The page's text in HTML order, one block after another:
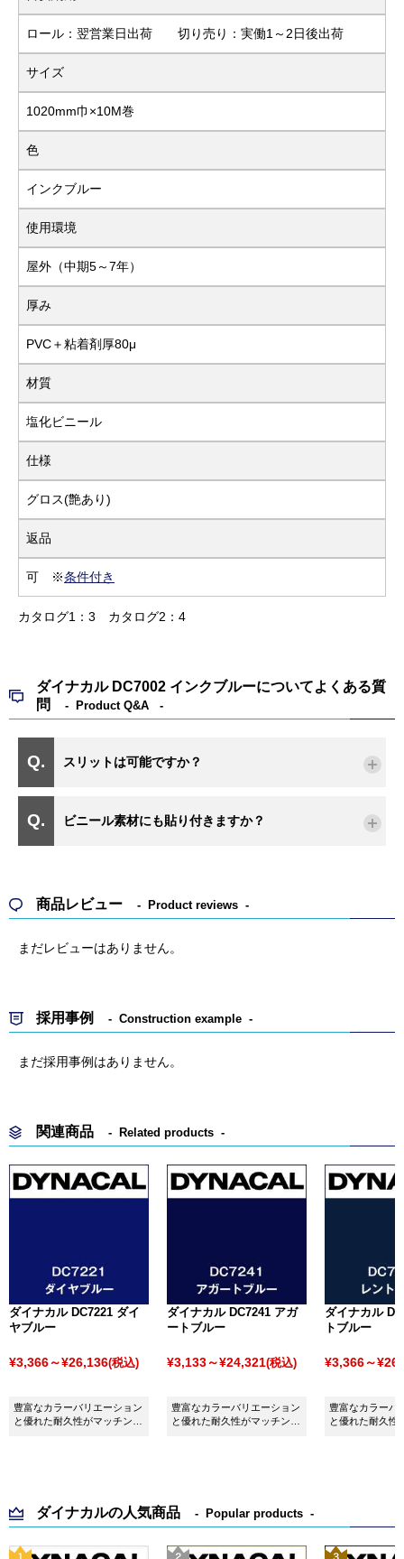
ロール：翌営業日出荷 切り売り：実働1～2日後出荷
サイズ
1020mm巾×10M巻
色
インクブルー
使用環境
屋外（中期5～7年）
厚み
PVC＋粘着剤厚80μ
材質
塩化ビニール
仕様
グロス(艶あり)
返品
可 ※条件付き
カタログ1：3 カタログ2：4
ダイナカル DC7002 インクブルーについてよくある質
問
Product Q&A
スリットは可能ですか？
ビニール素材にも貼り付きますか？
商品レビュー Product reviews
まだレビューはありません。
採用事例 Construction example
まだ採用事例はありません。
関連商品 Related products
ダイナカル DC7221 ダイ
ヤブルー
¥3,366～¥26,136(税込)
豊富なカラーバリエーション
と優れた耐久性がマッチング
ダイナカル DC7241 アガ
ートブルー
¥3,133～¥24,321(税込)
豊富なカラーバリエーション
と優れた耐久性がマッチング
ダイナカル
トブルー
¥3,366～
豊富なカラーバ
と優れた耐久性
ダイナカルの人気商品 Popular products